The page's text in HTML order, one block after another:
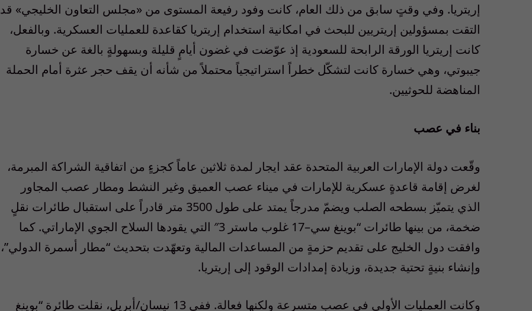
إريتريا. وفي وقتٍ سابق من ذلك العام، كانت وفود رفيعة المستوى من «مجلس التعاون الخليجي» قد
التقت بمسؤولين إريتريين للبحث في امكانية استخدام إريتريا كقاعدة للعمليات العسكرية. وبالفعل،
كانت إريتريا الورقة الرابحة للسعودية إذ عوّضت في غضون أيامٍ قليلة وبسهولةٍ بالغة عن خسارة
جيبوتي، وهي خسارة كانت لتشكّل خطراً استراتيجياً محتملاً من شأنه أن يقف حجر عثرة أمام الحملة
المناهضة للحوثيين.
بناء في عصب
وقّعت دولة الإمارات العربية المتحدة عقد ايجار لمدة ثلاثين عاماً كجزءٍ من اتفاقية الشراكة المبرمة،
لغرض إقامة قاعدةٍ عسكرية للإمارات في ميناء عصب العميق وغير النشط ومطار عصب المجاور
الذي يتميّز بسطحه الصلب ويضمّ مدرجاً يمتد على طول 3500 متر قادراً على استقبال طائرات نقلٍ
ضخمة، من بينها طائرات “بوينغ سي–
17 غلوب ماستر 3″ التي يقودها السلاح الجوي الإماراتي. كما
وافقت دول الخليج على تقديم حزمةٍ من المساعدات المالية وتعهّدت بتحديث “مطار أسمرة الدولي”،
وإنشاء بنيةٍ تحتية جديدة، وزيادة إمدادات الوقود إلى إريتريا.
وكانت العمليات الأولى في عصب متسرعة ولكنها فعالة. ففي 13 نيسان/أبريل، نقلت طائرة “بوينغ